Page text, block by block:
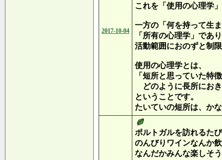
2017-10-04
これを「使用の心理学
一方の「何を持って生
「所有の心理学」であ
活動範囲におのずと制
使用の心理学とは、
「短所と思っていた特
どのように長所にお
ということです。
たいていの短所は、か
ポルトガルを訪れるた
のんびりワインなんか
なんだかみんな楽しそ